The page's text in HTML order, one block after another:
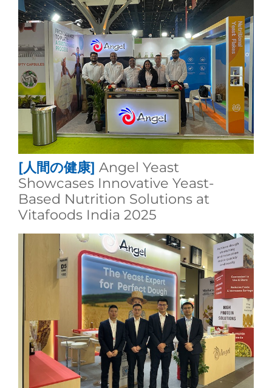
[人間の健康] Angel Yeast
Showcases Innovative Yeast-
Based Nutrition Solutions at
Vitafoods India 2025